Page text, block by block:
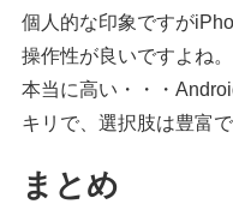
個人的な印象ですが
操作性が良いですよね
本当に高い・・・
キリで、選択肢は豊富で
まとめ